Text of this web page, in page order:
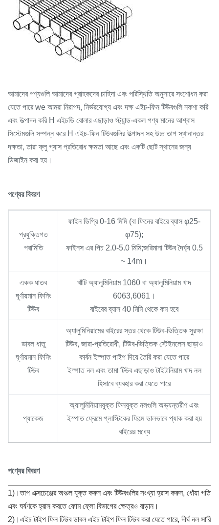
আমাদের পণ্যগুলি আমাদের গ্রাহকদের চাহিদা এবং পরিস্থিতি অনুসারে সংশোধন করা
যেতে পারে we আমরা নিরাপদ, নির্ভরযোগ্য এবং দক্ষ এইচ-ফিন টিউবগুলি নকশা করি
এবং উত্পাদন করি H এইচডি বোলার এছাড়াও স্ট্যান্ড-একল পণ্য মানের আশ্বাস
সিস্টেমগুলি সম্পন্ন করে H এইচ-ফিন টিউবগুলির উত্পাদন সহ উচ্চ তাপ স্থানান্তর
দক্ষতা, তারা ফ্লু গ্যাস প্রতিরোধ ক্ষমতা আছে এবং একটি ছোট স্থানের জন্য
ডিজাইন করা হয়।
পণ্যের বিবরণ
প্রযুক্তিগত
পরামিতি
ফাইন ডিগ্রি 0-16 মিমি (বা ফিনের বাইরে ব্যাস φ25-
φ75);
ফাইনস এর পিচ 2.0-5.0 মিমি;জরিমানা টিউব দৈর্ঘ্য 0.5
~ 14m।
একক ধাতব
ঘূর্ণায়মান ফিনিং
টিউব
খাঁটি অ্যালুমিনিয়াম 1060 বা অ্যালুমিনিয়াম খাদ
6063,6061।
বাইরের ব্যাস 40 মিমি থেকে কম হবে
ডাবল ধাতু
ঘূর্ণায়মান ফিনিং
টিউব
অ্যালুমিনিয়ামের বাইরের স্তর থেকে টিউব-ভিত্তিক সুরক্ষা
টিউব, জারা-প্রতিরোধী, টিউব-ভিত্তিক স্টেইনলেস ছাড়াও
কার্বন ইস্পাত পাইপ দিয়ে তৈরি করা যেতে পারে
ইস্পাত নল এবং তামা টিউব এছাড়াও টাইটানিয়াম খাদ নল
হিসাবে ব্যবহার করা যেতে পারে
প্যাকেজ
অ্যালুমিনিয়ামযুক্ত ফিনযুক্ত নলগুলি অভ্যন্তরীণ এবং
ইস্পাত ফ্রেমে প্লাস্টিকের ফিল্মে ভালভাবে প্যাক করা হয়
বাইরের মধ্যে
পণ্যের বিবরণ
1)।তাপ এক্সচেঞ্জের অঞ্চল যুক্ত করুন এবং টিউবগুলির সংখ্যা হ্রাস করুন, ধোঁয়া গতি
এবং ঘর্ষণকে হ্রাস করতে ফোম ফ্লো বিভাগের ক্ষেত্রও বাড়ান।
2)।এইচ টাইপ ফিন টিউব ডাবল এইচ টাইপ ফিন টিউব করা যেতে পারে, দীর্ঘ নল সারি